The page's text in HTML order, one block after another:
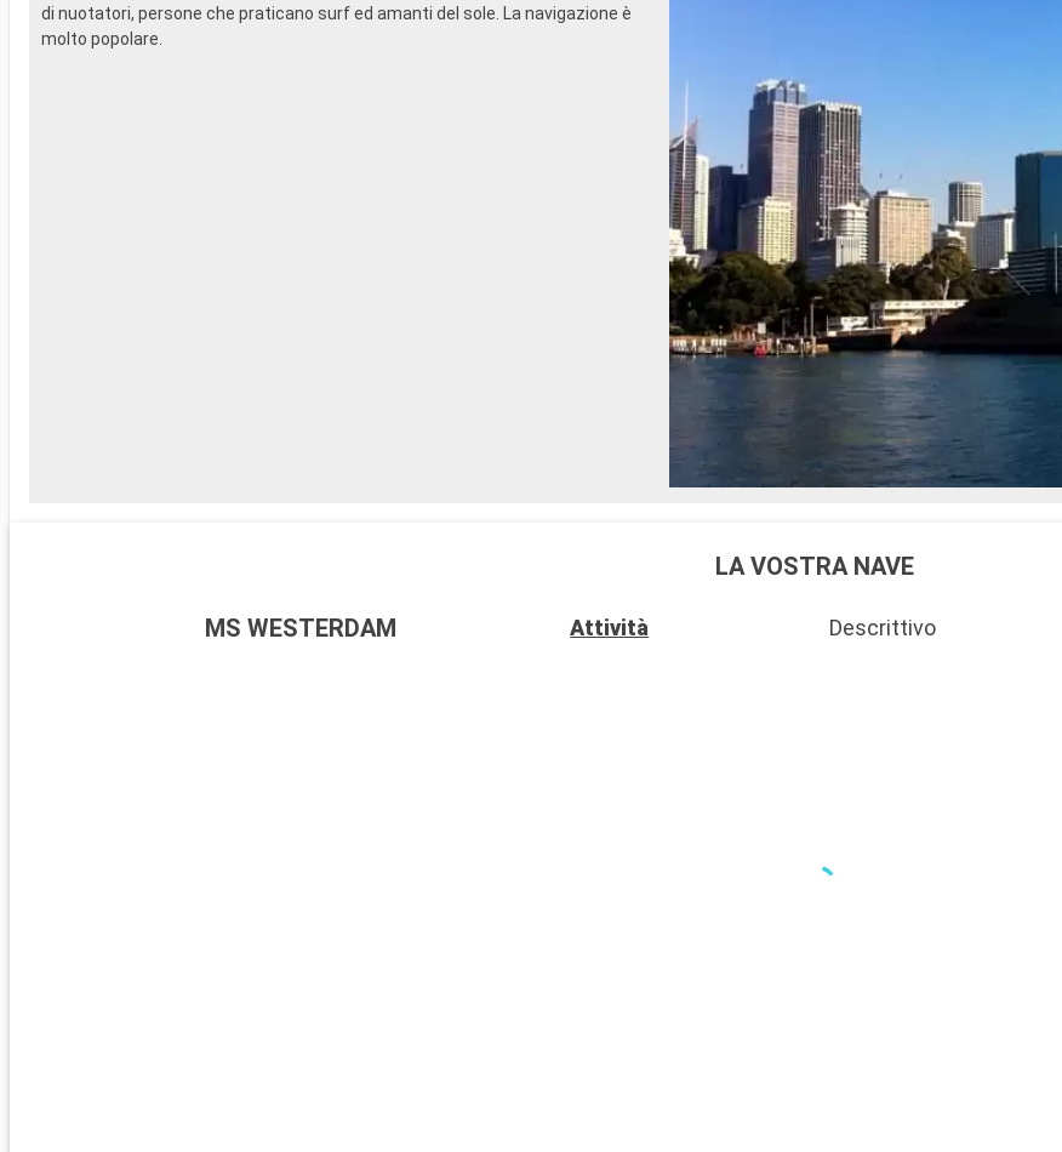
di nuotatori, persone che praticano surf ed amanti del sole. La navigazione è
molto popolare.
LA VOSTRA NAVE
MS WESTERDAM Attività Descrittivo